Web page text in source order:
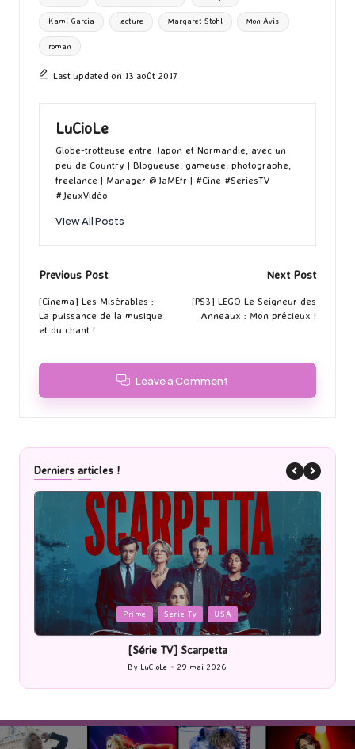
o
k
o
n
r
g
er
Kami Garcia lecture Margaret Stohl Mon Avis
roman
Last updated on 13 août 2017
LuCioLe
Globe-trotteuse entre Japon et Normandie, avec un
peu de Country | Blogueuse, gameuse, photographe,
freelance | Manager @JaMEfr | #Cine #SeriesTV
#JeuxVidéo
View All Posts
Post
navigation
Previous Post
[Cinema] Les Misérables :
La puissance de la musique
et du chant !
Next Post
[PS3] LEGO Le Seigneur des
Anneaux : Mon précieux !
Leave a Comment
Derniers articles !
Posted
in
Prime Serie Tv USA
[Série TV] Scarpetta
Posted
by
By LuCioLe 29 mai 2026